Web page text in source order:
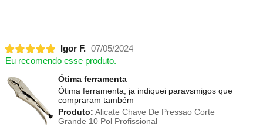
Igor F. 07/05/2024
Eu recomendo esse produto.
Ótima ferramenta
Ótima ferramenta, ja indiquei paravsmigos que
compraram também
Produto: Alicate Chave De Pressao Corte
Grande 10 Pol Profissional